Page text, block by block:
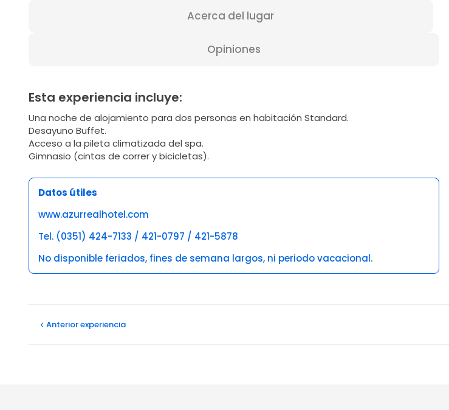
Acerca del lugar
Opiniones
Esta experiencia incluye:
Una noche de alojamiento para dos personas en habitación Standard.
Desayuno Buffet.
Acceso a la pileta climatizada del spa.
Gimnasio (cintas de correr y bicicletas).
Datos útiles
www.azurrealhotel.com
Tel. (0351) 424-7133 / 421-0797 / 421-5878
No disponible feriados, fines de semana largos, ni periodo vacacional.
Anteriorexperiencia